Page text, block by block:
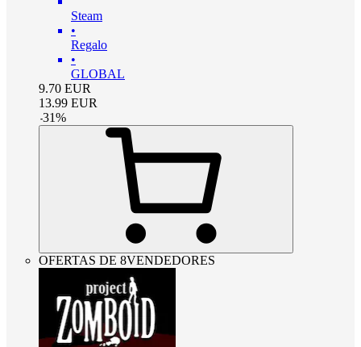
Steam
•
Regalo
•
GLOBAL
9.70 EUR
13.99 EUR
-31%
OFERTAS DE 8VENDEDORES